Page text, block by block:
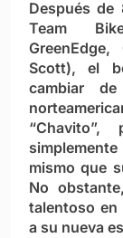
Después de
Team
Scott), el
cambiar
mismo que
No
talentoso en
a su nueva